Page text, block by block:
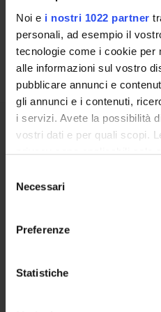
Noi e i nostri 1022 partner
personali, ad esempio il
tecnologie come i cookie per
alle informazioni sul vostro
pubblicare annunci e
gli annunci e i contenuti,
i servizi. Avete la possibilità
vostri dati e per quali scopi.
privacy sono applicabili solo
modificare o revocare il
momento dalla
raccogliere
geografica, con
delNecessari
Preferenze
Statistiche
Training offer to be defined
FURTHER
Enrolment procedures
Notices
COURSES
PHD PROGRAMMES AND